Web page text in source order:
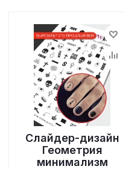
Слайдер-дизайн
Геометрия
минимализм